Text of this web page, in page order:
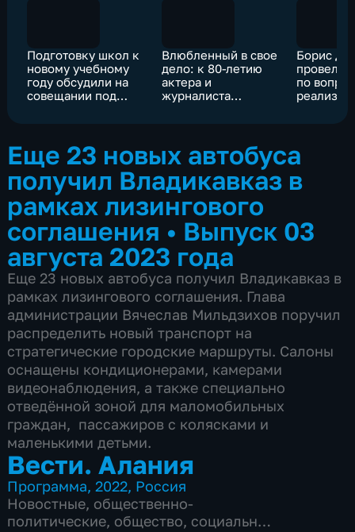
Подготовку школ к
новому учебному
году обсудили на
совещании под
Влюбленный в свое
дело: к 80-летию
актера и
журналиста
Борис
провел
по
кредитов
Еще 23 новых автобуса
получил Владикавказ в
рамках лизингового
соглашения • Выпуск 03
августа 2023 года
Еще 23 новых автобуса получил Владикавказ в
рамках лизингового соглашения. Глава
администрации Вячеслав Мильдзихов поручил
распределить новый транспорт на
стратегические городские маршруты. Салоны
оснащены кондиционерами, камерами
видеонаблюдения, а также специально
отведённой зоной для маломобильных
граждан, пассажиров с колясками и
маленькими детьми.
Вести. Алания
Программа,2022, Россия
Новостные, общественно-
политические, общество, социально-